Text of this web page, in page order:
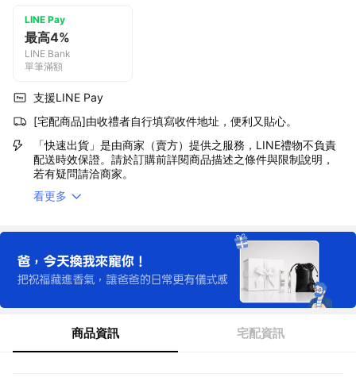
LINE Pay
最高4%
LINE Bank
單筆滿額
支援LINE Pay
[宅配商品]由收禮者自行填寫收件地址，便利又貼心。
「快速出貨」是由商家（賣方）提供之服務，LINE禮物不負責
配送時效保證。請於訂購前詳閱商品描述之條件與限制說明，
若有疑問請洽商家。
看更多
商品資訊 宅配資訊